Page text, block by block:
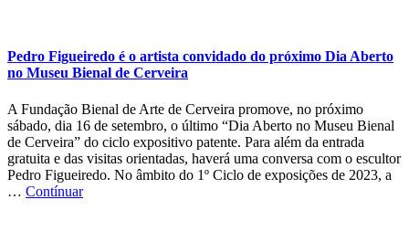
Pedro Figueiredo é o artista convidado do próximo Dia Aberto
no Museu Bienal de Cerveira
A Fundação Bienal de Arte de Cerveira promove, no próximo
sábado, dia 16 de setembro, o último “Dia Aberto no Museu Bienal
de Cerveira” do ciclo expositivo patente. Para além da entrada
gratuita e das visitas orientadas, haverá uma conversa com o escultor
Pedro Figueiredo. No âmbito do 1º Ciclo de exposições de 2023, a
… Contínuar